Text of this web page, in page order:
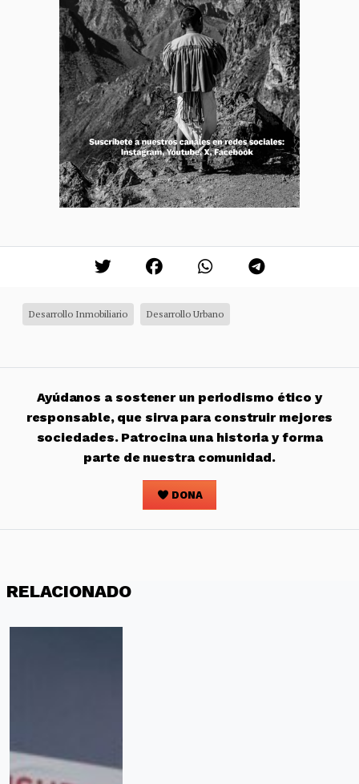
Desarrollo Inmobiliario Desarrollo Urbano
Ayúdanos a sostener un periodismo ético y
responsable, que sirva para construir mejores
sociedades. Patrocina una historia y forma
parte de nuestra comunidad.
DONA
RELACIONADO